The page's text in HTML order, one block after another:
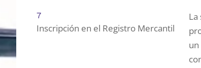
7
Inscripción en el Registro Mercantil